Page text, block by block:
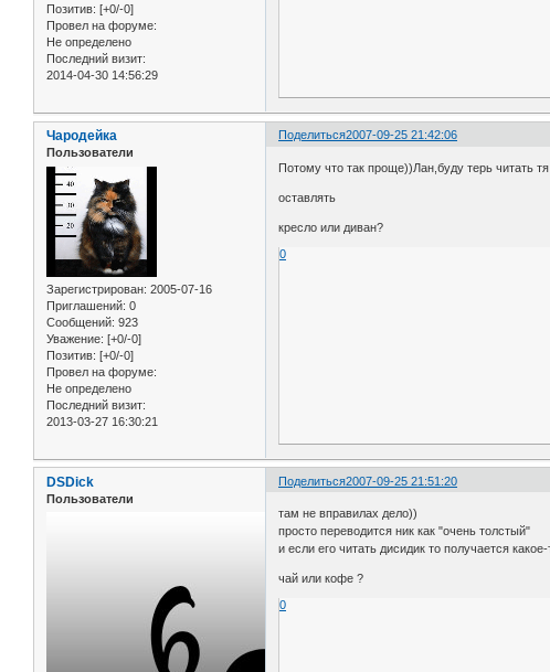
Позитив: [+0/-0]
Провел на форуме:
Не определено
Последний визит:
2014-04-30 14:56:29
Поделиться2007-09-25 21:42:06
Чародейка
Пользователи
Зарегистрирован: 2005-07-16
Приглашений: 0
Сообщений: 923
Уважение: [+0/-0]
Позитив: [+0/-0]
Провел на форуме:
Не определено
Последний визит:
2013-03-27 16:30:21
Потому что так проще))Лан,буду терь читать
оставлять
кресло или диван?
0
Поделиться2007-09-25 21:51:20
DSDick
Пользователи
там не вправилах дело))
просто переводится ник как "очень толстый"
и если его читать дисидик то получается
чай или кофе ?
0